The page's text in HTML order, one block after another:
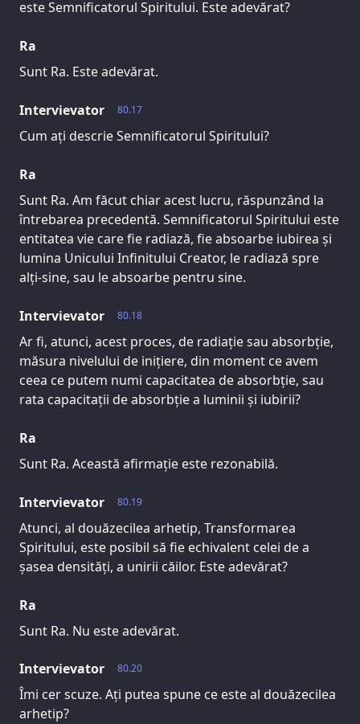
este Semnificatorul Spiritului. Este adevărat?
Ra
Sunt Ra. Este adevărat.
80.17
Intervievator
Cum ați descrie Semnificatorul Spiritului?
Ra
Sunt Ra. Am făcut chiar acest lucru, răspunzând la
întrebarea precedentă. Semnificatorul Spiritului este
entitatea vie care fie radiază, fie absoarbe iubirea și
lumina Unicului Infinitului Creator, le radiază spre
alți-sine, sau le absoarbe pentru sine.
80.18
Intervievator
Ar fi, atunci, acest proces, de radiație sau absorbție,
măsura nivelului de inițiere, din moment ce avem
ceea ce putem numi capacitatea de absorbție, sau
rata capacitații de absorbție a luminii și iubirii?
Ra
Sunt Ra. Această afirmație este rezonabilă.
80.19
Intervievator
Atunci, al douăzecilea arhetip, Transformarea
Spiritului, este posibil să fie echivalent celei de a
șasea densități, a unirii căilor. Este adevărat?
Ra
Sunt Ra. Nu este adevărat.
80.20
Intervievator
Îmi cer scuze. Ați putea spune ce este al douăzecilea
arhetip?